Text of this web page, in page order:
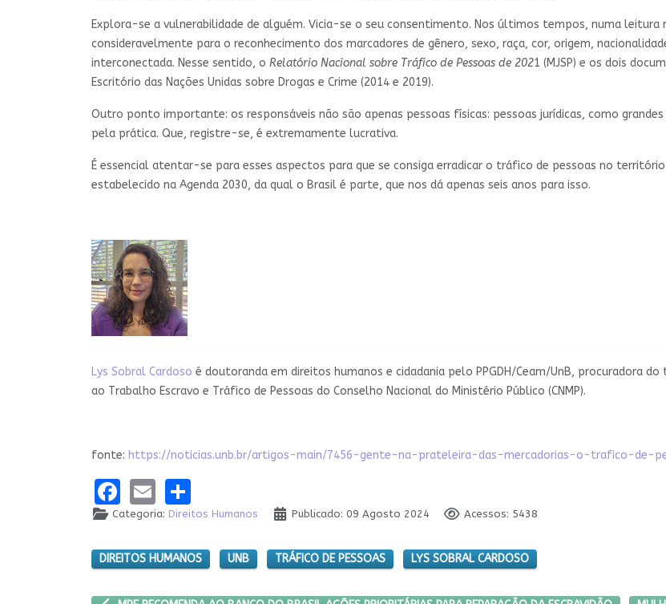
Explora-se a vulnerabilidade de alguém. Vicia-se o seu consentimento. Nos últimos tempos, numa
consideravelmente para o reconhecimento dos marcadores de gênero, sexo, raça, cor, origem,
interconectada. Nesse sentido, o Relatório Nacional sobre Tráfico de Pessoas de 2021 (MJSP) e os dois
Escritório das Nações Unidas sobre Drogas e Crime (2014 e 2019).
Outro ponto importante: os responsáveis não são apenas pessoas físicas: pessoas jurídicas, como
pela prática. Que, registre-se, é extremamente lucrativa.
É essencial atentar-se para esses aspectos para que se consiga erradicar o tráfico de pessoas no
estabelecido na Agenda 2030, da qual o Brasil é parte, que nos dá apenas seis anos para isso.
Lys Sobral Cardoso é doutoranda em direitos humanos e cidadania pelo PPGDH/Ceam/UnB, procuradora
ao Trabalho Escravo e Tráfico de Pessoas do Conselho Nacional do Ministério Público (CNMP).
fonte: https://noticias.unb.br/artigos-main/7456-gente-na-prateleira-das-mercadorias-o-trafico-de-
Facebook
Email
Categoria: Direitos Humanos Publicado: 09 Agosto 2024 Acessos: 5438
DIREITOS HUMANOS UNB TRÁFICO DE PESSOAS LYS SOBRAL CARDOSO